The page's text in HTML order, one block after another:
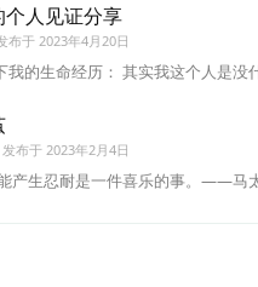
人见证分享
布于 2023年4月20日
我的生命经历： 其实我这个人是
布于 2023年2月4日
产生忍耐是一件喜乐的事。——马